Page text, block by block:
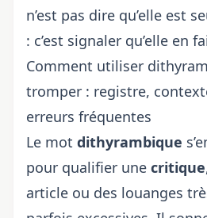
n’est pas dire qu’elle est
: c’est signaler qu’elle en
Comment utiliser
tromper : registre,
erreurs fréquentes
Le mot dithyrambique
pour qualifier une critique
article ou des louanges